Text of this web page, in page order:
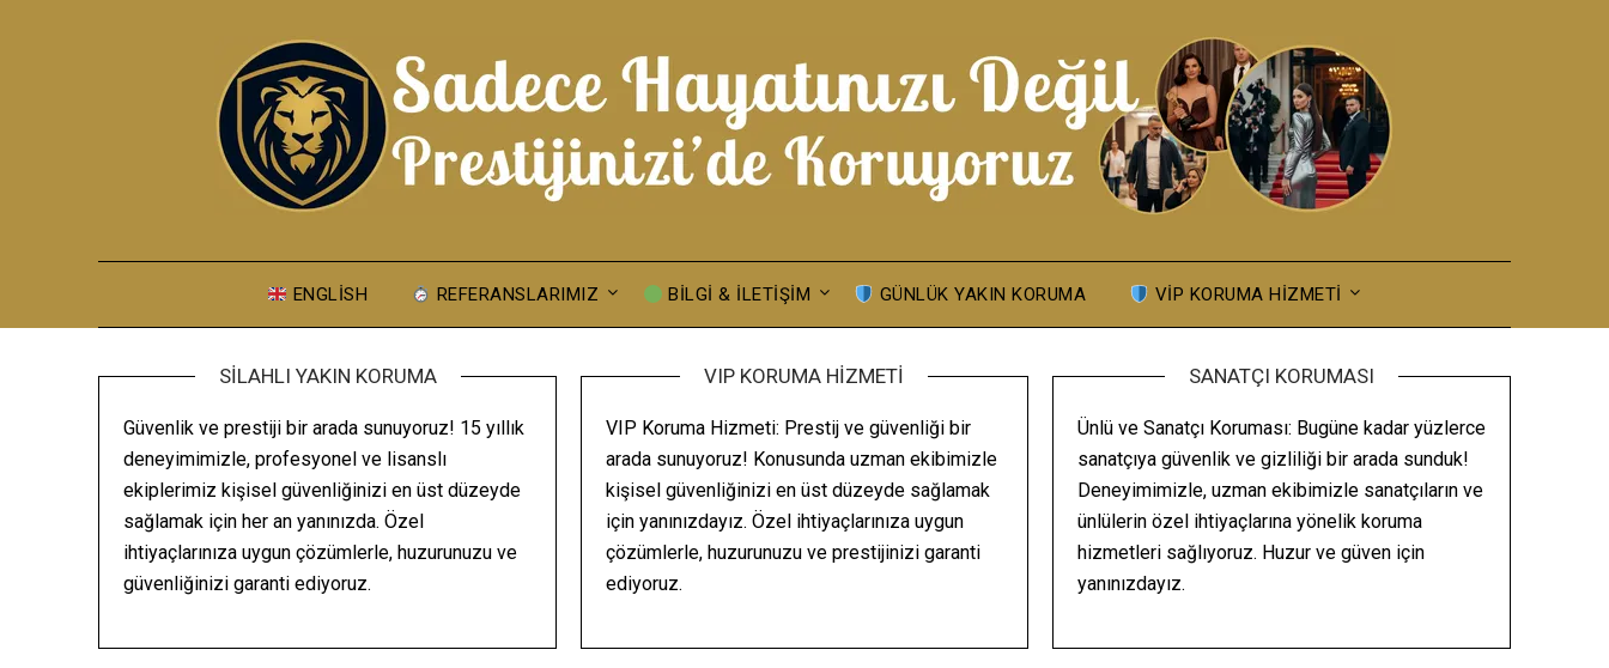
ENGLISH REFERANSLARIMIZ BILGI & İLETIŞIM GÜNLÜK YAKIN KORUMA VIP KORUMA HIZMETI
SILAHLI YAKIN KORUMA
Güvenlik ve prestiji bir arada sunuyoruz! 15 yıllık
deneyimimizle, profesyonel ve lisanslı
ekiplerimiz kişisel güvenliğinizi en üst düzeyde
sağlamak için her an yanınızda. Özel
ihtiyaçlarınıza uygun çözümlerle, huzurunuzu ve
güvenliğinizi garanti ediyoruz.
VIP KORUMA HIZMETI
VIP Koruma Hizmeti: Prestij ve güvenliği bir
arada sunuyoruz! Konusunda uzman ekibimizle
kişisel güvenliğinizi en üst düzeyde sağlamak
için yanınızdayız. Özel ihtiyaçlarınıza uygun
çözümlerle, huzurunuzu ve prestijinizi garanti
ediyoruz.
SANATÇI KORUMASI
Ünlü ve Sanatçı Koruması: Bugüne kadar yüzlerce
sanatçıya güvenlik ve gizliliği bir arada sunduk!
Deneyimimizle, uzman ekibimizle sanatçıların ve
ünlülerin özel ihtiyaçlarına yönelik koruma
hizmetleri sağlıyoruz. Huzur ve güven için
yanınızdayız.